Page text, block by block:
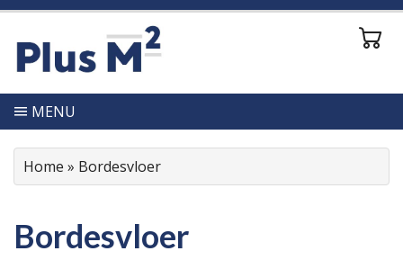
MENU
Home » Bordesvloer
Bordesvloer